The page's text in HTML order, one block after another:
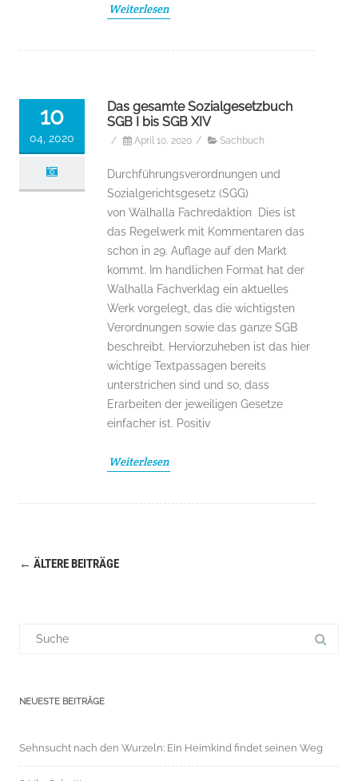
Weiterlesen
10
04, 2020
Das gesamte Sozialgesetzbuch
SGB I bis SGB XIV
/ April 10, 2020 / Sachbuch
Durchführungsverordnungen und
Sozialgerichtsgesetz (SGG)
von Walhalla Fachredaktion Dies ist
das Regelwerk mit Kommentaren das
schon in 29. Auflage auf den Markt
kommt. Im handlichen Format hat der
Walhalla Fachverklag ein aktuelles
Werk vorgelegt, das die wichtigsten
Verordnungen sowie das ganze SGB
beschreibt. Herviorzuheben ist das hier
wichtige Textpassagen bereits
unterstrichen sind und so, dass
Erarbeiten der jeweiligen Gesetze
einfacher ist. Positiv
Weiterlesen
← ÄLTERE BEITRÄGE
NEUESTE BEITRÄGE
Sehnsucht nach den Wurzeln: Ein Heimkind findet seinen Weg